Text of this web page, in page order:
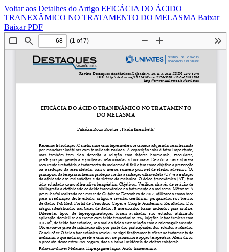
Voltar aos Detalhes do Artigo EFICÁCIA DO ÁCIDO
TRANEXÂMICO NO TRATAMENTO DO MELASMA Baixar
Baixar PDF